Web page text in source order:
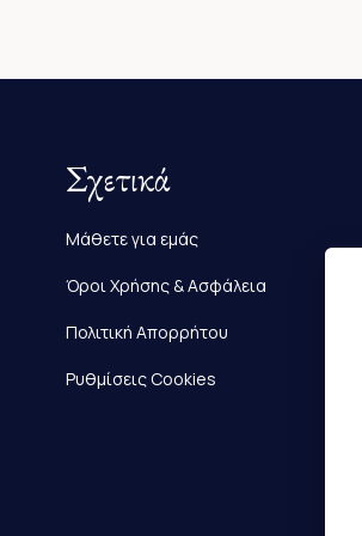
Σχετικά
Μάθετε για εμάς
Όροι Χρήσης & Ασφάλεια
Πολιτική Απορρήτου
Ρυθμίσεις Cookies